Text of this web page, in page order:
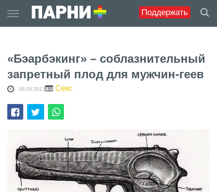
Поддержать
to
content
«Бэарбэкинг» – соблазнительный
запретный плод для мужчин-геев
08.09.2013 Секс